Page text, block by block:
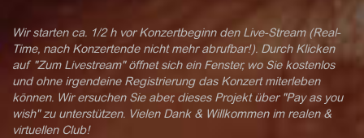
Wir starten ca. 1/2 h vor Konzertbeginn den Live-Stream (Real-
Time, nach Konzertende nicht mehr abrufbar!). Durch Klicken
auf "Zum Livestream" öffnet sich ein Fenster, wo Sie kostenlos
und ohne irgendeine Registrierung das Konzert miterleben
können. Wir ersuchen Sie aber, dieses Projekt über "Pay as you
wish" zu unterstützen. Vielen Dank & Willkommen im realen &
virtuellen Club!